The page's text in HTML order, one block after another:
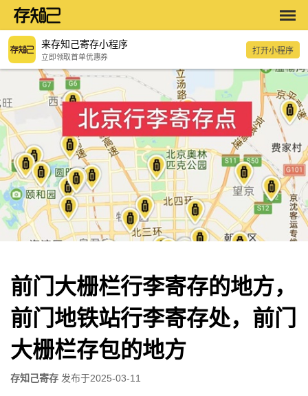
来存知己寄存小程序
立即领取首单优惠券
打开小程序
前门大栅栏行李寄存的地方，
前门地铁站行李寄存处，前门
大栅栏存包的地方
存知己寄存 发布于2025-03-11